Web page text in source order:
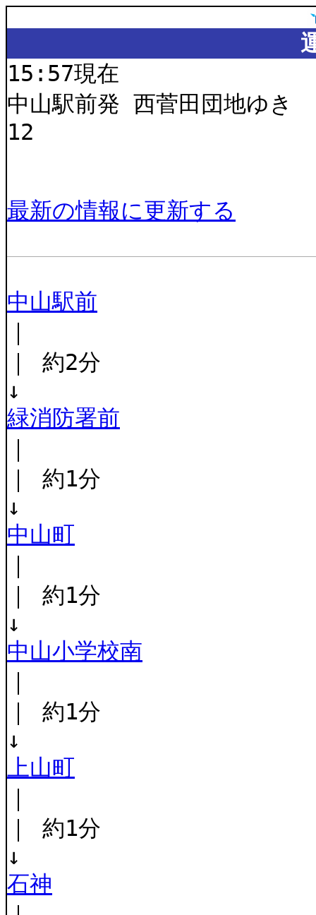
15:57現在
中山駅前発 西菅田団地ゆき
12
最新の情報に更新する
中山駅前
｜ 約2分
↓
緑消防署前
｜ 約1分
↓
中山町
｜ 約1分
↓
中山小学校南
｜ 約1分
↓
上山町
｜ 約1分
↓
石神